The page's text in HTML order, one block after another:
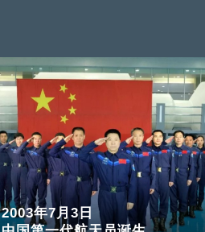
2003年7月3日